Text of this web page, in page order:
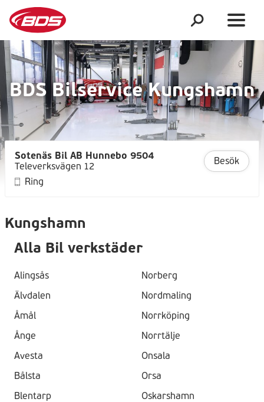
BDS Bilservice Kungshamn
Sotenäs Bil AB Hunnebo 9504
Televerksvägen 12
Besök
Ring
Kungshamn
Alla Bil verkstäder
Alingsås
Älvdalen
Åmål
Ånge
Avesta
Bålsta
Blentarp
Norberg
Nordmaling
Norrköping
Norrtälje
Onsala
Orsa
Oskarshamn